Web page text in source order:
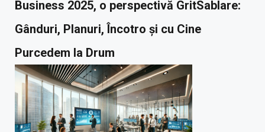
Business 2025, o perspectivă GritSablare:
Gânduri, Planuri, Încotro și cu Cine
Purcedem la Drum